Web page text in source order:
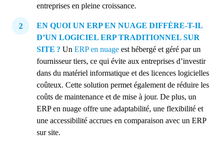
entreprises en pleine croissance.
EN QUOI UN ERP EN NUAGE DIFFÈRE-T-IL
D’UN LOGICIEL ERP TRADITIONNEL SUR
SITE ? Un ERP en nuage est hébergé et géré par un
fournisseur tiers, ce qui évite aux entreprises d’investir
dans du matériel informatique et des licences logicielles
coûteux. Cette solution permet également de réduire les
coûts de maintenance et de mise à jour. De plus, un
ERP en nuage offre une adaptabilité, une flexibilité et
une accessibilité accrues en comparaison avec un ERP
sur site.